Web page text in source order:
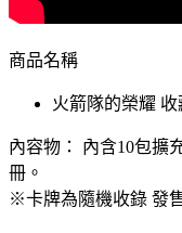
商品名稱
火箭隊的榮耀
內容物： 內含10包擴
冊。
※卡牌為隨機收錄 發